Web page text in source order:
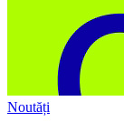
Noutăți